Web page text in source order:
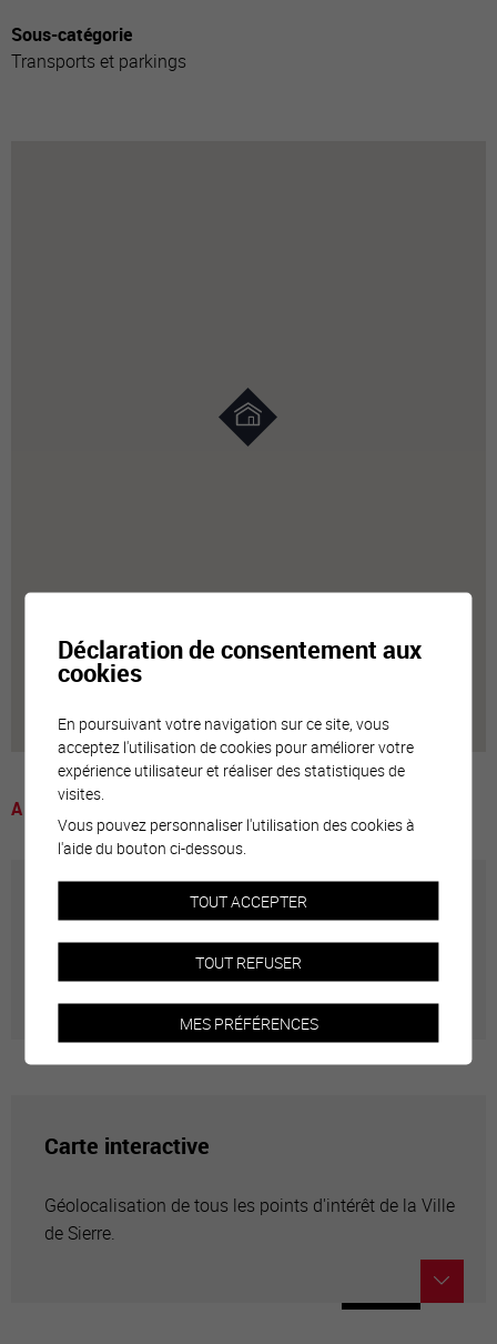
Sous-catégorie
Transports et parkings
A voir
Annuaire communal
Adresses utiles en ville de Sierre
Carte interactive
Géolocalisation de tous les points d'intérêt de la Ville
de Sierre.
Déclaration de consentement aux
cookies
En poursuivant votre navigation sur ce site, vous
acceptez l'utilisation de cookies pour améliorer votre
expérience utilisateur et réaliser des statistiques de
visites.
Vous pouvez personnaliser l'utilisation des cookies à
l'aide du bouton ci-dessous.
TOUT ACCEPTER
TOUT REFUSER
MES PRÉFÉRENCES